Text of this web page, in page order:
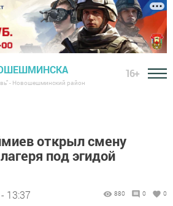
- Новошешминский район
16+
открыл смену
под эгидой
13:37 880 0 0